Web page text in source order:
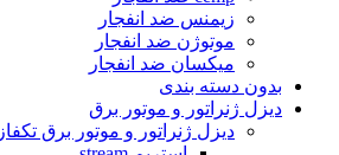
زیمنس ضد انفجار
موتوژن ضد انفجار
میکسان ضد انفجار
بدون دسته بندی
دیزل ژنراتور و موتور برق
دیزل ژنراتور و موتور برق تکفاز